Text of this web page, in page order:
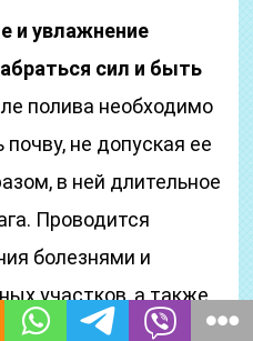
и увлажнение
сил и быть
полива необходимо
не допуская ее
в ней длительное
Проводится
болезнями и
участков, а также